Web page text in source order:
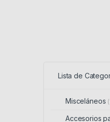
Lista de
Misceláneos
Accesorios